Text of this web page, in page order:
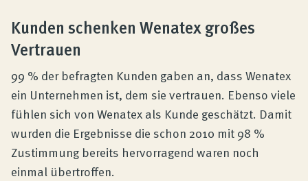
Kunden schenken Wenatex großes
Vertrauen
99 % der befragten Kunden gaben an, dass Wenatex
ein Unternehmen ist, dem sie vertrauen. Ebenso viele
fühlen sich von Wenatex als Kunde geschätzt. Damit
wurden die Ergebnisse die schon 2010 mit 98 %
Zustimmung bereits hervorragend waren noch
einmal übertroffen.